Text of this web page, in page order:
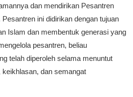
dan mendirikan Pesantren
ini didirikan dengan tujuan
Islam dan membentuk generasi yang
pesantren, beliau
telah diperoleh selama menuntut
dan semangat